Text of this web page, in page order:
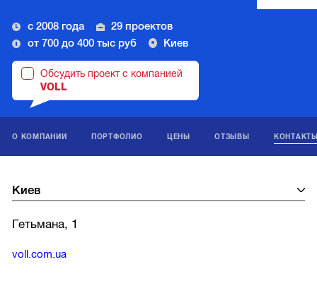
с 2008 года
29 проектов
от 700 до 400 тыс руб
Киев
Обсудить проект с компанией
VOLL
О КОМПАНИИ ПОРТФОЛИО ЦЕНЫ ОТЗЫВЫ
Гетьмана, 1
voll.com.ua